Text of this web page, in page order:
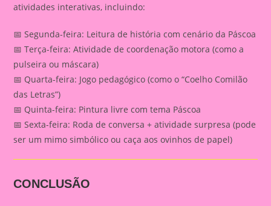
atividades interativas, incluindo:
📅 Segunda-feira: Leitura de história com cenário da Páscoa
📅 Terça-feira: Atividade de coordenação motora (como a
pulseira ou máscara)
📅 Quarta-feira: Jogo pedagógico (como o “Coelho Comilão
das Letras”)
📅 Quinta-feira: Pintura livre com tema Páscoa
📅 Sexta-feira: Roda de conversa + atividade surpresa (pode
ser um mimo simbólico ou caça aos ovinhos de papel)
CONCLUSÃO